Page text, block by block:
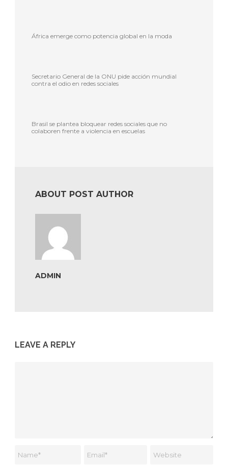
África emerge como potencia global en la moda
Secretario General de la ONU pide acción mundial
contra el odio en redes sociales
Brasil se plantea bloquear redes sociales que no
colaboren frente a violencia en escuelas
ABOUT POST AUTHOR
ADMIN
LEAVE A REPLY